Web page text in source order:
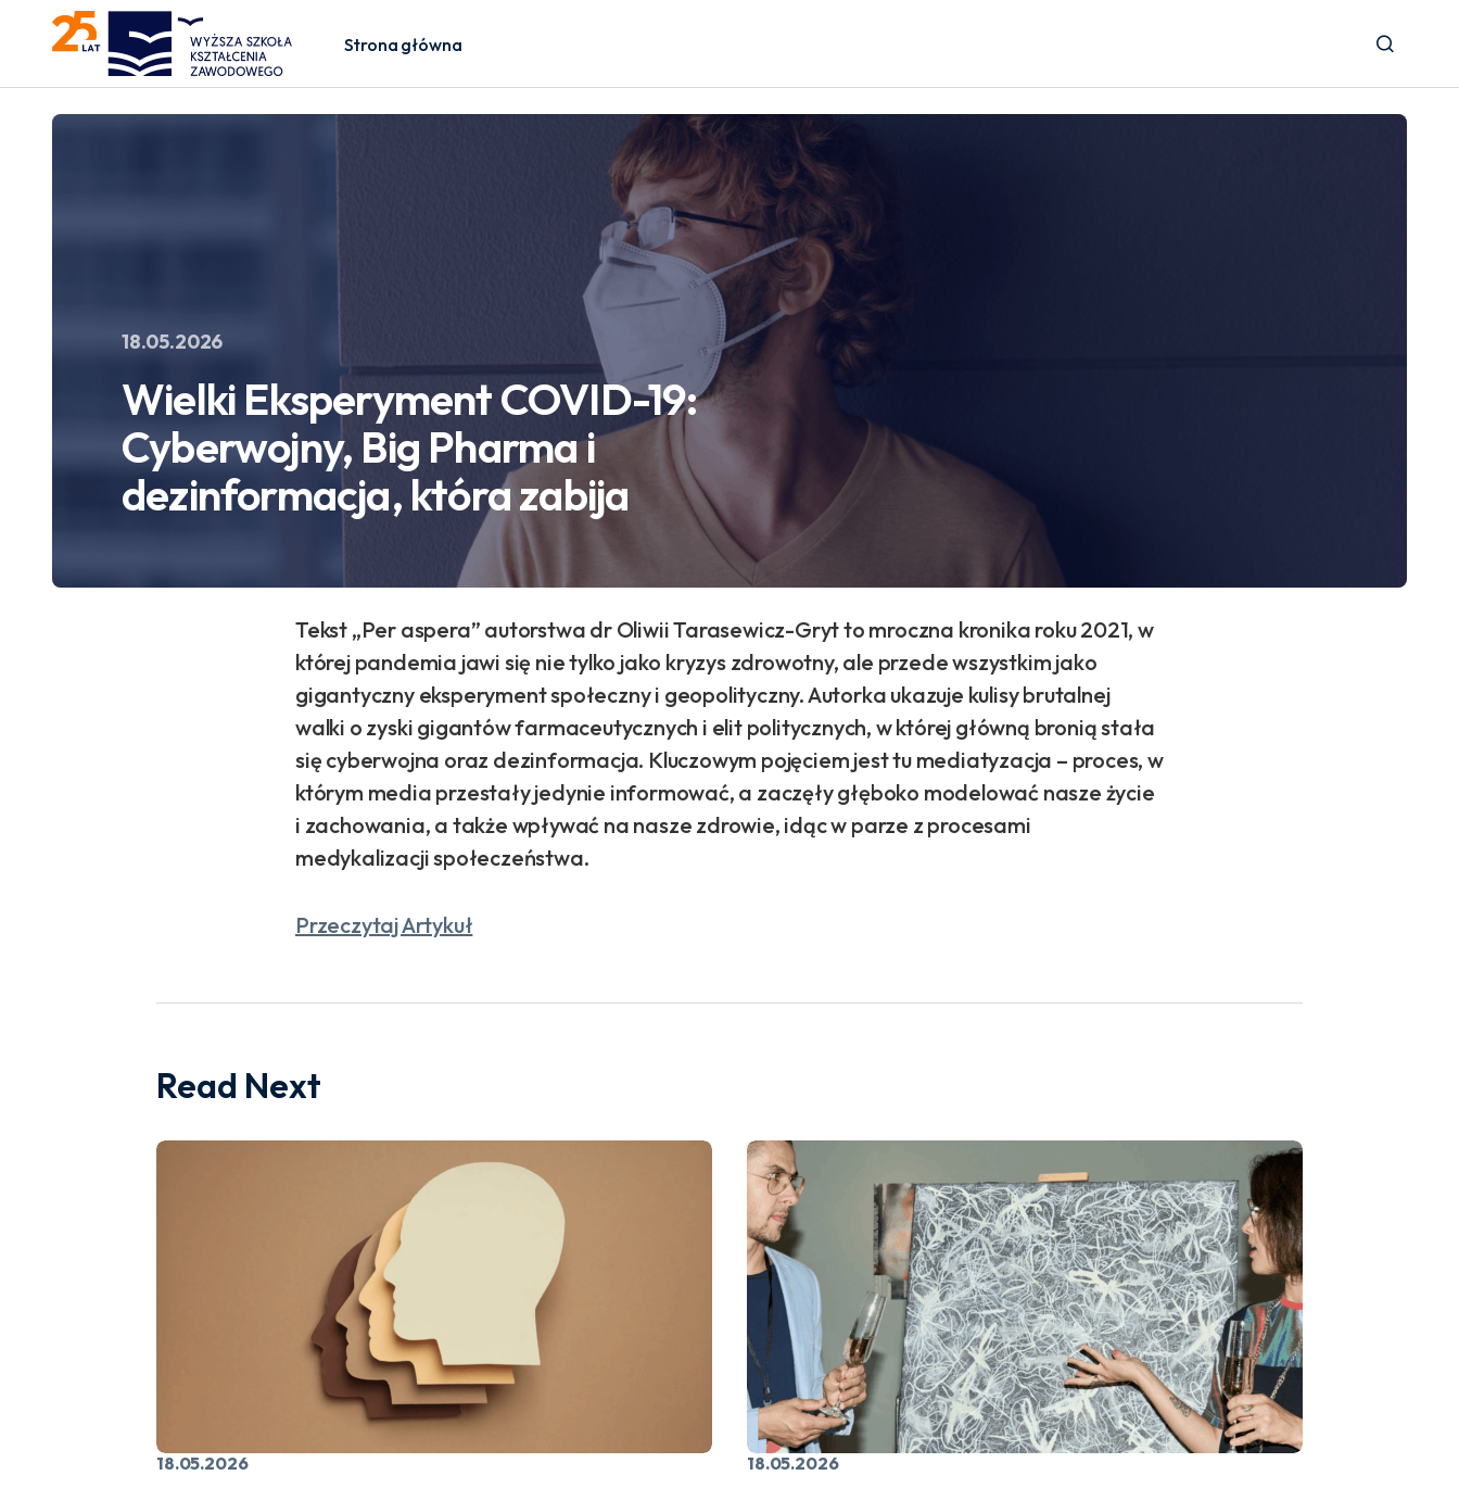
Strona główna
18.05.2026
Wielki Eksperyment COVID-19:
Cyberwojny, Big Pharma i
dezinformacja, która zabija
Tekst „Per aspera” autorstwa dr Oliwii Tarasewicz-Gryt to mroczna kronika roku 2021, w
której pandemia jawi się nie tylko jako kryzys zdrowotny, ale przede wszystkim jako
gigantyczny eksperyment społeczny i geopolityczny. Autorka ukazuje kulisy brutalnej
walki o zyski gigantów farmaceutycznych i elit politycznych, w której główną bronią stała
się cyberwojna oraz dezinformacja. Kluczowym pojęciem jest tu mediatyzacja – proces, w
którym media przestały jedynie informować, a zaczęły głęboko modelować nasze życie
i zachowania, a także wpływać na nasze zdrowie, idąc w parze z procesami
medykalizacji społeczeństwa.
Przeczytaj Artykuł
Read Next
18.05.2026 18.05.2026